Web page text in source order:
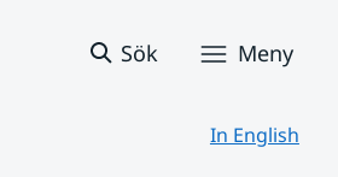
Sök Meny
In English